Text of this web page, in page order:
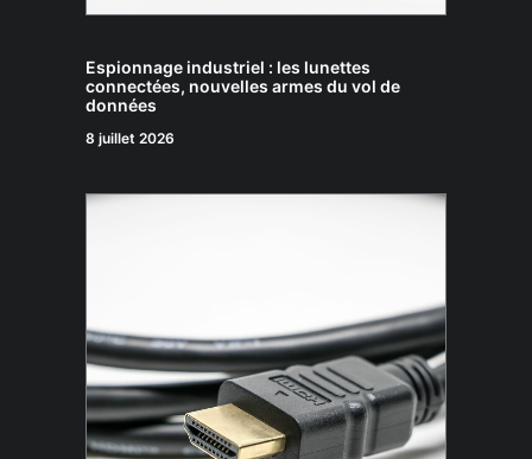
Espionnage industriel : les lunettes
connectées, nouvelles armes du vol de
données
8 juillet 2026